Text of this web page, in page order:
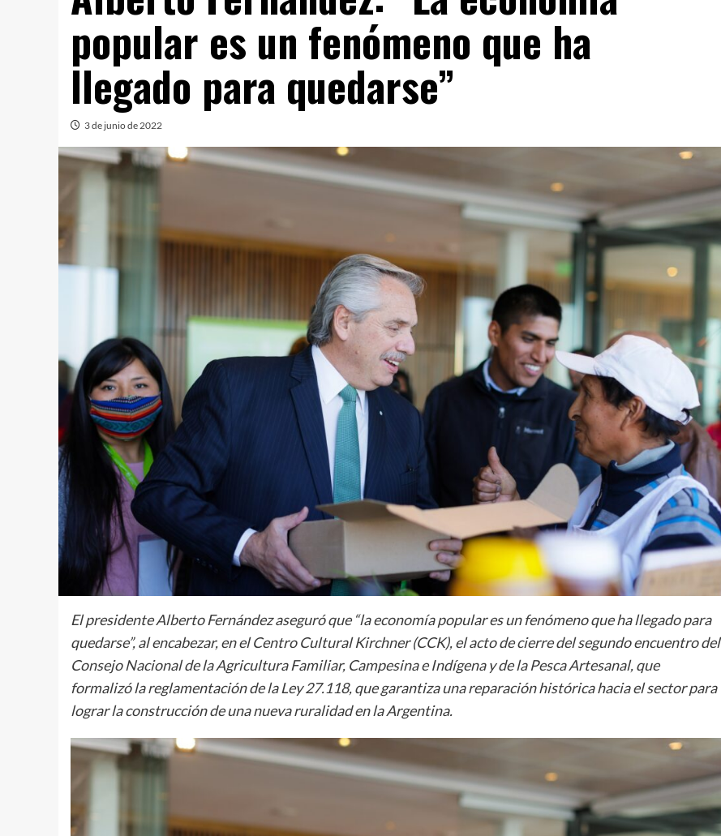
popular es un fenómeno que ha
llegado para quedarse”
3 de junio de 2022
El presidente Alberto Fernández aseguró que “la economía popular es un fenómeno que ha llegado para
quedarse”, al encabezar, en el Centro Cultural Kirchner (CCK), el acto de cierre del segundo encuentro del
Consejo Nacional de la Agricultura Familiar, Campesina e Indígena y de la Pesca Artesanal, que
formalizó la reglamentación de la Ley 27.118, que garantiza una reparación histórica hacia el sector para
lograr la construcción de una nueva ruralidad en la Argentina.